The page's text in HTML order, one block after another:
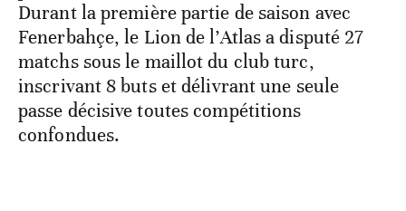
Durant la première partie de saison avec
Fenerbahçe, le Lion de l’Atlas a disputé 27
matchs sous le maillot du club turc,
inscrivant 8 buts et délivrant une seule
passe décisive toutes compétitions
confondues.